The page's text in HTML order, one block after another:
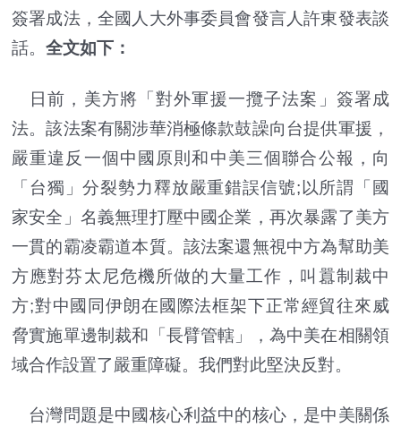
簽署成法，全國人大外事委員會發言人許東發表談
話。 全文如下：
日前，美方將「對外軍援一攬子法案」簽署成
法。該法案有關涉華消極條款鼓譟向台提供軍援，
嚴重違反一個中國原則和中美三個聯合公報，向
「台獨」分裂勢力釋放嚴重錯誤信號;以所謂「國
家安全」名義無理打壓中國企業，再次暴露了美方
一貫的霸凌霸道本質。該法案還無視中方為幫助美
方應對芬太尼危機所做的大量工作，叫囂制裁中
方;對中國同伊朗在國際法框架下正常經貿往來威
脅實施單邊制裁和「長臂管轄」，為中美在相關領
域合作設置了嚴重障礙。我們對此堅決反對。
台灣問題是中國核心利益中的核心，是中美關係